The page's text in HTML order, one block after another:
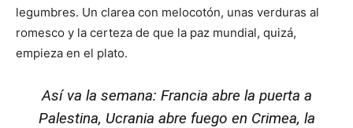
legumbres. Un clarea con melocotón, unas verduras al
romesco y la certeza de que la paz mundial, quizá,
empieza en el plato.
Así va la semana: Francia abre la puerta a
Palestina, Ucrania abre fuego en Crimea, la